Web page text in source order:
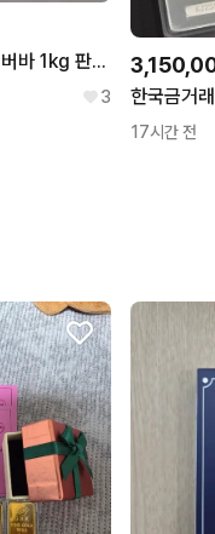
삼성금거래소 실버바 1kg 판매합니다.
3 한국금거
17시간 전